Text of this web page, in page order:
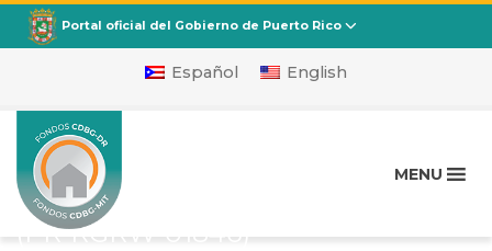
CDBG
Departamento de la Vivienda
Portal oficial del Gobierno de Puerto Rico
Español English
MENU
Environmental
Assessment del proyecto
DV Garden & Nursery LLC
(PR-RGRW-01846)